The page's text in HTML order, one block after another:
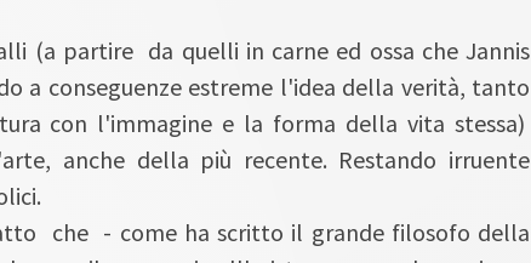
(a partire da quelli in carne ed ossa che Jannis
a conseguenze estreme l'idea della verità, tanto
con l'immagine e la forma della vita stessa)
anche della più recente. Restando irruente
che - come ha scritto il grande filosofo della